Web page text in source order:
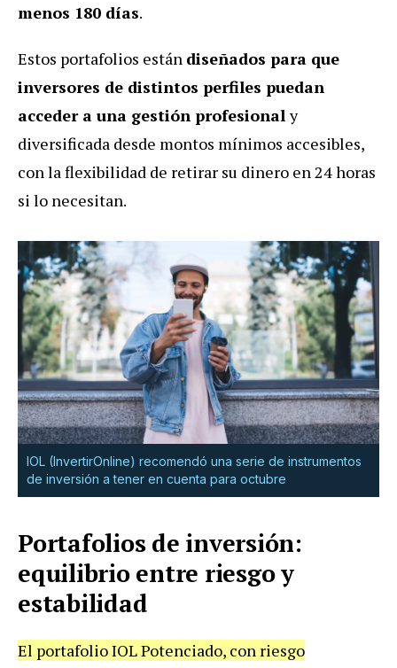
menos 180 días.
Estos portafolios están diseñados para que
inversores de distintos perfiles puedan
acceder a una gestión profesionaly
diversificada desde montos mínimos accesibles,
con la flexibilidad de retirar su dinero en 24 horas
si lo necesitan.
IOL (InvertirOnline) recomendó una serie de instrumentos
de inversión a tener en cuenta para octubre
Portafolios de inversión:
equilibrio entre riesgo y
estabilidad
El portafolio IOL Potenciado, con riesgo